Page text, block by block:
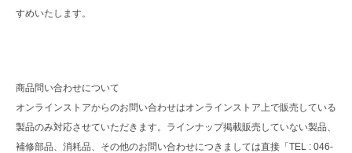
すめいたします。
商品問い合わせについて
オンラインストアからのお問い合わせはオンラインストア上で販売している
製品のみ対応させていただきます。ラインナップ掲載販売していない製品、
補修部品、消耗品、その他のお問い合わせにつきましては直接「TEL : 046-